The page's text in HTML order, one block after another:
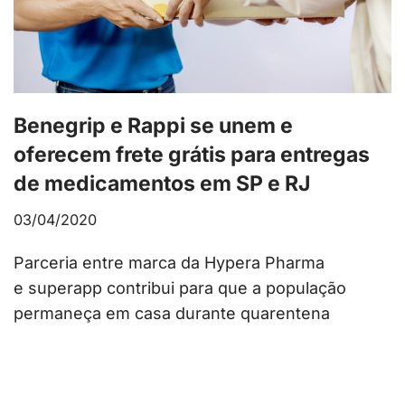
Benegrip e Rappi se unem e
oferecem frete grátis para entregas
de medicamentos em SP e RJ
03/04/2020
Parceria entre marca da Hypera Pharma
e superapp contribui para que a população
permaneça em casa durante quarentena